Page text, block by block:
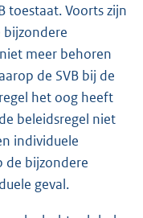
toestaat. Voorts zijn
bijzondere
meer behoren
de SVB bij de
het oog heeft
beleidsregel niet
individuele
de bijzondere
geval.